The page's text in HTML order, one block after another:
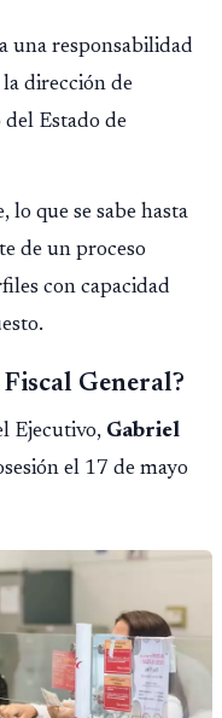
una responsabilidad
dirección de
Estado de
que se sabe hasta
de un proceso
con capacidad
General?
Ejecutivo, Gabriel
el 17 de mayo